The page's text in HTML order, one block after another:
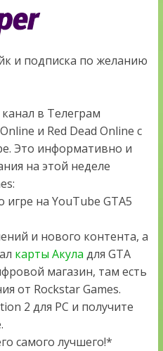
и подписка по желанию
в Телеграм
и Red Dead Online с
Это информативно и
на этой неделе
на YouTube GTA5
и нового контента, а
карты Акула для GTA
магазин, там есть
от Rockstar Games.
2 для PC и получите
самого лучшего!*